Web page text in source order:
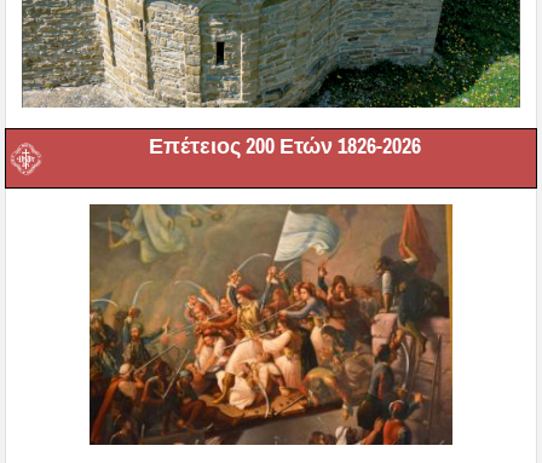
Επέτειος 200 Ετών 1826-2026